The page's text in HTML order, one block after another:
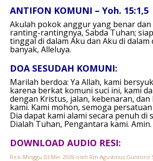
ANTIFON KOMUNI – Yoh. 15:1,5
Akulah pokok anggur yang benar dan
ranting-rantingnya, Sabda Tuhan;
tinggal di dalam Aku dan Aku di dalam
banyak, Alleluya.
DOA SESUDAH KOMUNI:
Marilah berdoa: Ya Allah, kami
karena berkat komuni suci ini, kami
dengan Kristus, jalan, kebenaran, dan
kami. Kami mohon, semoga
Dia dapat kami alami secara penuh di
Dialah Tuhan, Pengantara kami. Amin.
DOWNLOAD AUDIO RESI:
Resi-Minggu 03 Mei 2026 oleh Rm Agustinus Guntoro